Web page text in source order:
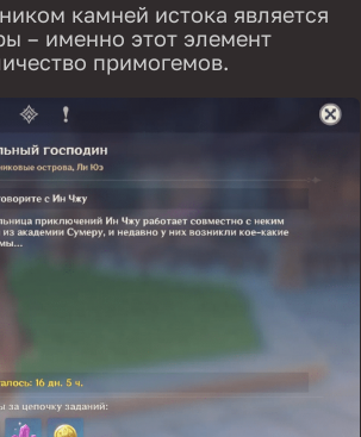
камней истока является
– именно этот элемент
примогемов.